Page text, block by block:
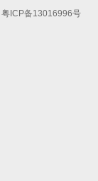
粤ICP备13016996号